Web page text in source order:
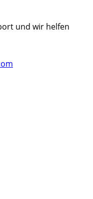
und wir helfen